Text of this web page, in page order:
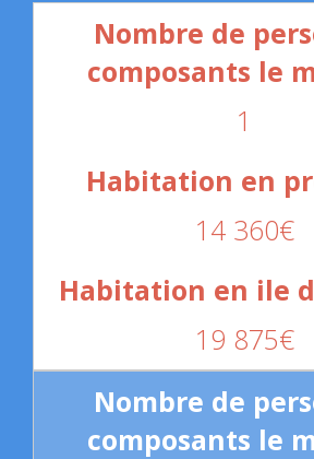
1
14 360€
19 875€